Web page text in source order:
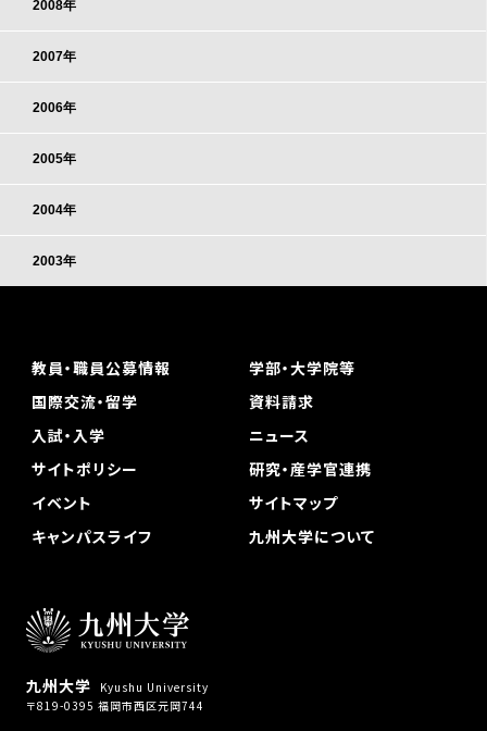
2008年
2007年
2006年
2005年
2004年
2003年
九州大学
Kyushu University
〒819-0395 福岡市西区元岡744
教員・職員公募情報
学部・大学院等
国際交流・留学
資料請求
入試・入学
ニュース
サイトポリシー
研究・産学官連携
イベント
サイトマップ
キャンパスライフ
九州大学について